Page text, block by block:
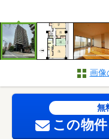
画像
無
この物